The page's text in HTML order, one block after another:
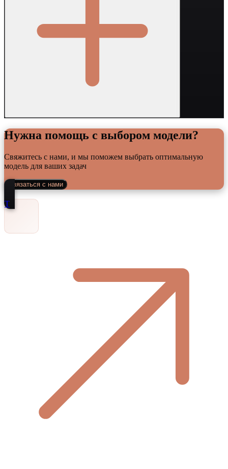
Нужна помощь с выбором модели?
Свяжитесь с нами, и мы поможем выбрать оптимальную
модель для ваших задач
Связаться с нами
Т